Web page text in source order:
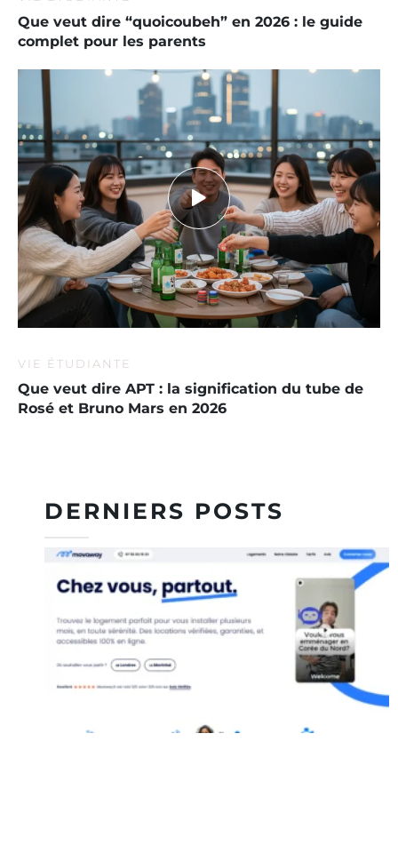
DERNIERS POSTS
Que veut dire “quoicoubeh” en 2026 : le guide
complet pour les parents
VIE ÉTUDIANTE
Que veut dire APT : la signification du tube de
Rosé et Bruno Mars en 2026